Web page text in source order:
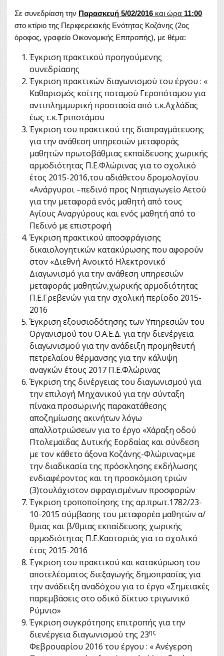
Σε συνεδρίαση την Παρασκευή 5/02/2016 και ώρα 11:00
στο κτίριο της Περιφερειακής Ενότητας Κοζάνης (2ος
όροφος, γραφείο Οικονομικής Επιτροπής), με θέμα:
Έγκριση πρακτικού προηγούμενης
συνεδρίασης
Έγκριση πρακτικών διαγωνισμού του έργου : «
Καθαρισμός κοίτης ποταμού Γεροπόταμου για
αντιπλημμυρική προστασία από τ.κ.Αχλάδας
έως τ.κ.Τριποτάμου
Έγκριση του πρακτικού της διαπραγμάτευσης
για την ανάθεση υπηρεσιών μεταφοράς
μαθητών πρωτοβάθμιας εκπαίδευσης χωρικής
αρμοδιότητας Π.Ε.Φλώρινας για το σχολικό
έτος 2015-2016,του αδιάθετου δρομολογίου
«Ανάργυροι –πεδινό προς Νηπιαγωγείο Αετού
για την μεταφορά ενός μαθητή από τους
Αγίους Αναργύρους και ενός μαθητή από το
Πεδινό με επιστροφή
Έγκριση πρακτικού αποσφράγισης
δικαιολογητικών κατακύρωσης που αφορούν
στον «Διεθνή Ανοικτό Ηλεκτρονικό
Διαγωνισμό για την ανάθεση υπηρεσιών
μεταφοράς μαθητών,χωρικής αρμοδιότητας
Π.Ε.Γρεβενών για την σχολική περίοδο 2015-
2016
Έγκριση εξουσιοδότησης των Υπηρεσιών του
Οργανισμού του Ο.Α.Ε.Δ. για την διενέργεια
διαγωνισμού για την ανάδειξη προμηθευτή
πετρελαίου θέρμανσης για την κάλυψη
αναγκών έτους 2017 Π.Ε.Φλώρινας
Έγκριση της δινέργειας του διαγωνισμού για
την επιλογή Μηχανικού για την σύνταξη
πίνακα προσωρινής παρακατάθεσης
αποζημίωσης ακινήτων λόγω
απαλλοτριώσεων για το έργο «Χάραξη οδού
Πτολεμαϊδας Δυτικής Εορδαίας και σύνδεση
με τον κάθετο άξονα Κοζάνης-Φλώρινας»με
την διαδικασία της πρόσκλησης εκδήλωσης
ενδιαφέροντος και τη προσκόμιση τριών
(3)τουλάχιστον σφραγισμένων προσφορών
Έγκριση τροποποίησης της αρ.πρωτ.1782/23-
10-2015 σύμβασης του μεταφορέα μαθητών α/
θμιας και β/θμιας εκπαίδευσης χωρικής
αρμοδιότητας Π.Ε.Καστοριάς για το σχολικό
έτος 2015-2016
Έγκριση του πρακτικού και κατακύρωση του
αποτελέσματος διεξαγωγής δημοπρασίας για
την ανάδειξη αναδόχου για το έργο «Σημειακές
παρεμβάσεις στο οδικό δίκτυο τριγωνικό
Ρύμνιο»
Έγκριση συγκρότησης επιτροπής για την
διενέργεια διαγωνισμού της 23ης
Φεβρουαρίου 2016 του έργου : « Ανέγερση